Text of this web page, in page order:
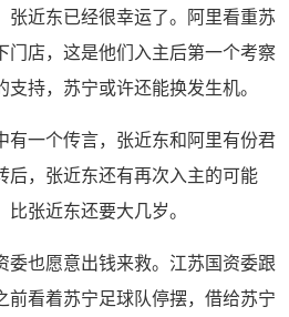
张近东已经很幸运了。阿里看重苏
门店，这是他们入主后第一个考察
持，苏宁或许还能换发生机。
有一个传言，张近东和阿里有份君
后，张近东还有再次入主的可能
张近东还要大几岁。
委也愿意出钱来救。江苏国资委跟
前看着苏宁足球队停摆，借给苏宁